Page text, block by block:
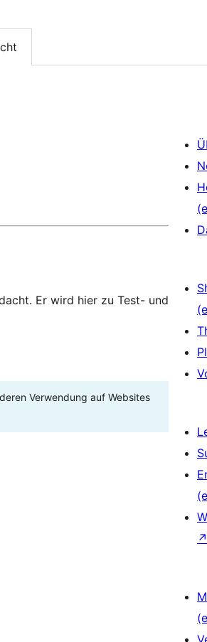
Er wird hier zu Test- und
Verwendung auf Websites
↗